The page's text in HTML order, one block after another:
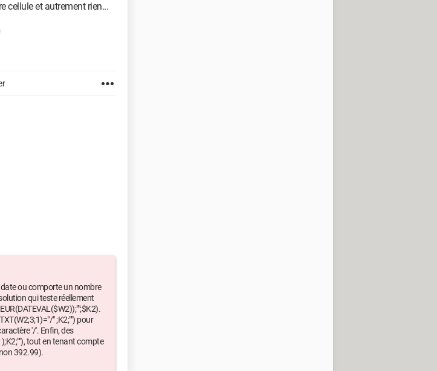
cellule et autrement rien...
...
date ou comporte un nombre
qui teste réellement
" ;K2;"") pour
'/'. Enfin, des
tout en tenant compte
392.99).